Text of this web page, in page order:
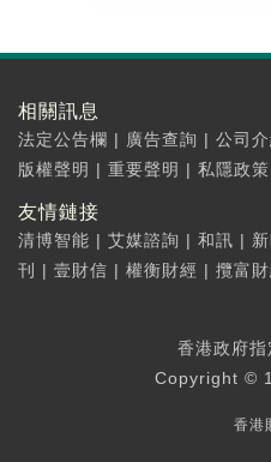
相關訊息
法定公告欄 | 廣告查詢 | 公司
版權聲明 | 重要聲明 | 私隱政策
友情鏈接
清博智能 | 艾媒諮詢 | 和訊 |
刊
| 壹財信 | 權衡財經 | 攬富
香港政府
Copyright ©
香港